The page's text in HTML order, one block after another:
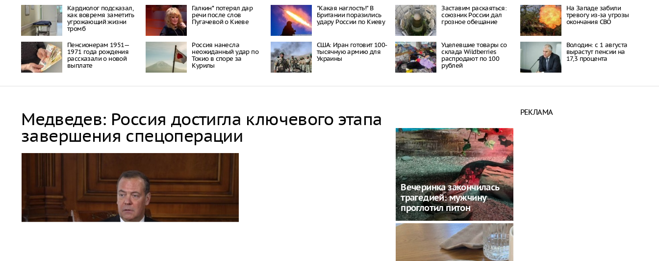
Кардиолог подсказал,
как вовремя заметить
угрожающий жизни
тромб
Галкин* потерял дар
речи после слов
Пугачевой о Киеве
"Какая наглость!" В
Британии поразились
удару России по Киеву
Заставим раскаяться:
союзник России дал
грозное обещание
На Западе забили
тревогу из-за угрозы
окончания СВО
Пенсионерам 1951—
1971 года рождения
рассказали о новой
выплате
Россия нанесла
неожиданный удар по
Токио в споре за
Курилы
США: Иран готовит 100-
тысячную армию для
Украины
Уцелевшие товары со
склада Wildberries
распродают по 100
рублей
Володин: с 1 августа
вырастут пенсии на
17,3 процента
Медведев: Россия достигла ключевого этапа
завершения спецоперации
Вечеринка закончилась
трагедией: мужчину
проглотил питон
РЕКЛАМА